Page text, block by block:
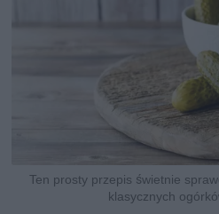
Ten prosty przepis świetnie
klasycznych